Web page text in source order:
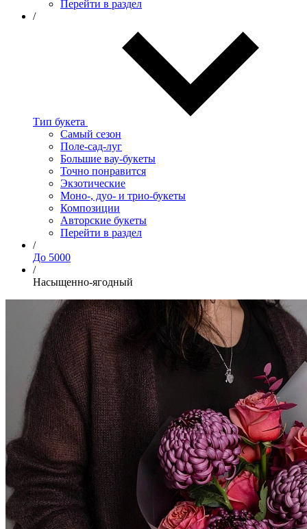
Перейти в раздел
/
Тип букета
Самый сезон
Поле-сад-луг
Большие вау-букеты
Точно понравится
Экзотические
Моно-, дуо- и трио-букеты
Композиции
Авторские букеты
Перейти в раздел
/
До 5000
/
Насыщенно-ягодный